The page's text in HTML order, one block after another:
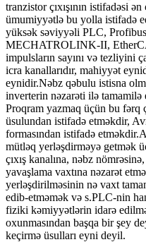
tranzistor çıxışının istifadəsi
ümumiyyətlə bu yolla istifadə
yüksək səviyyəli PLC,
MECHATROLINK-II,
impulsların sayını və tezliyini
icra kanallarıdır, mahiyyət
eynidir.Nəbz qəbulu istisna
inverterin nəzarəti ilə tamamilə
Proqram yazmaq üçün bu
üsulundan istifadə etməkdir,
formasından istifadə
mütləq yerləşdirməyə getmək
çıxış kanalına, nəbz
yavaşlama vaxtına nəzarət
yerləşdirilməsinin nə vaxt
edib-etməmək və s.PLC-nin
fiziki kəmiyyətlərin idarə
oxunmasından başqa bir şey
keçirmə üsulları eyni deyil.